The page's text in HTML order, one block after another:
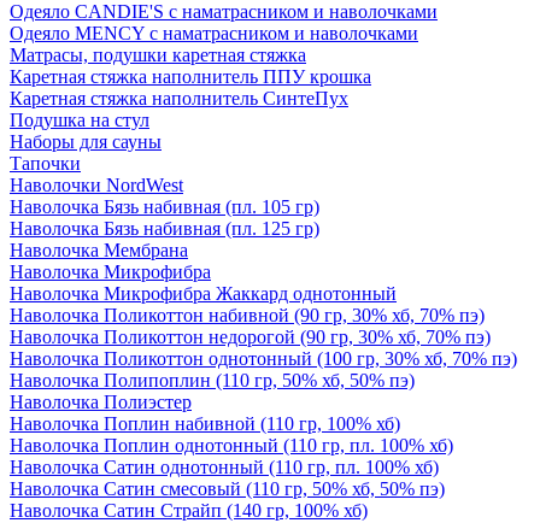
Одеяло CANDIE'S с наматрасником и наволочками
Одеяло MENCY с наматрасником и наволочками
Матрасы, подушки каретная стяжка
Каретная стяжка наполнитель ППУ крошка
Каретная стяжка наполнитель СинтеПух
Подушка на стул
Наборы для сауны
Тапочки
Наволочки NordWest
Наволочка Бязь набивная (пл. 105 гр)
Наволочка Бязь набивная (пл. 125 гр)
Наволочка Мембрана
Наволочка Микрофибра
Наволочка Микрофибра Жаккард однотонный
Наволочка Поликоттон набивной (90 гр, 30% хб, 70% пэ)
Наволочка Поликоттон недорогой (90 гр, 30% хб, 70% пэ)
Наволочка Поликоттон однотонный (100 гр, 30% хб, 70% пэ)
Наволочка Полипоплин (110 гр, 50% хб, 50% пэ)
Наволочка Полиэстер
Наволочка Поплин набивной (110 гр, 100% хб)
Наволочка Поплин однотонный (110 гр, пл. 100% хб)
Наволочка Сатин однотонный (110 гр, пл. 100% хб)
Наволочка Сатин смесовый (110 гр, 50% хб, 50% пэ)
Наволочка Сатин Страйп (140 гр, 100% хб)